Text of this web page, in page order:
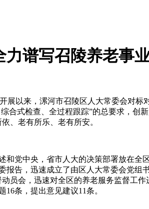
谱写召陵养老事
以来，漯河市召陵区人大常委会对标
式检查、全过程跟踪”的总要求，创
、老有所乐、老有所安。
党中央，省市人大的决策部署放在全
告，迅速成立了由区人大常委会党组
员会，迅速对全区的养老服务监督工
条，提出意见建议11条。